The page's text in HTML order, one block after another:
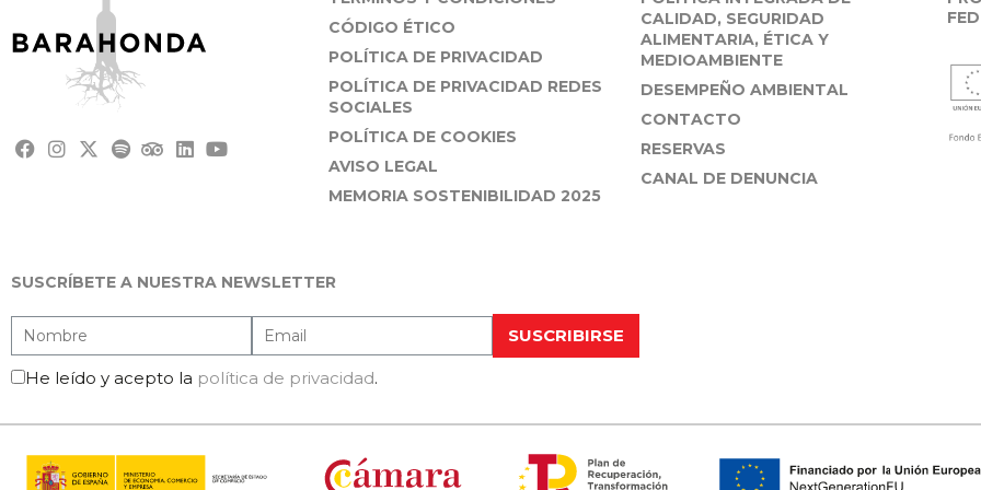
CÓDIGO ÉTICO
POLÍTICA DE PRIVACIDAD
POLÍTICA DE PRIVACIDAD REDES
SOCIALES
POLÍTICA DE COOKIES
AVISO LEGAL
MEMORIA SOSTENIBILIDAD 2025
CALIDAD, SEGURIDAD
ALIMENTARIA, ÉTICA Y
MEDIOAMBIENTE
DESEMPEÑO AMBIENTAL
CONTACTO
RESERVAS
CANAL DE DENUNCIA
SUSCRÍBETE A NUESTRA NEWSLETTER
He leído y acepto la política de privacidad.